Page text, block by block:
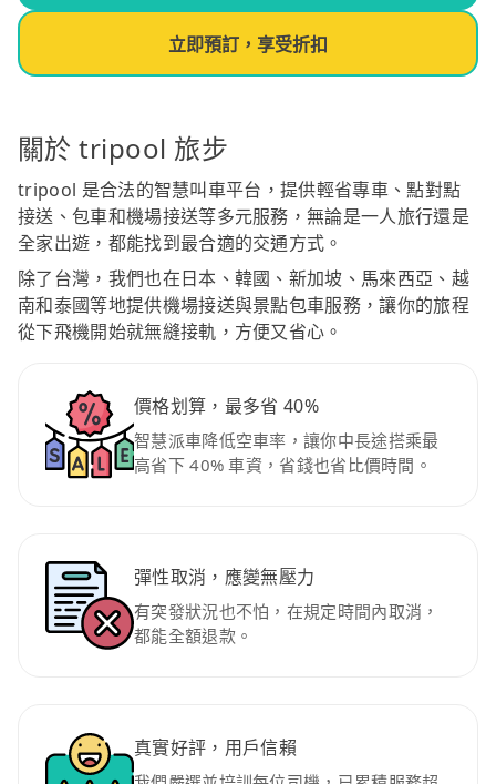
立即預訂，享受折扣
關於 tripool 旅步
tripool 是合法的智慧叫車平台，提供輕省專車、點對點
接送、包車和機場接送等多元服務，無論是一人旅行還是
全家出遊，都能找到最合適的交通方式。
除了台灣，我們也在日本、韓國、新加坡、馬來西亞、越
南和泰國等地提供機場接送與景點包車服務，讓你的旅程
從下飛機開始就無縫接軌，方便又省心。
價格划算，最多省 40%
智慧派車降低空車率，讓你中長途搭乘最
高省下 40% 車資，省錢也省比價時間。
彈性取消，應變無壓力
有突發狀況也不怕，在規定時間內取消，
都能全額退款。
真實好評，用戶信賴